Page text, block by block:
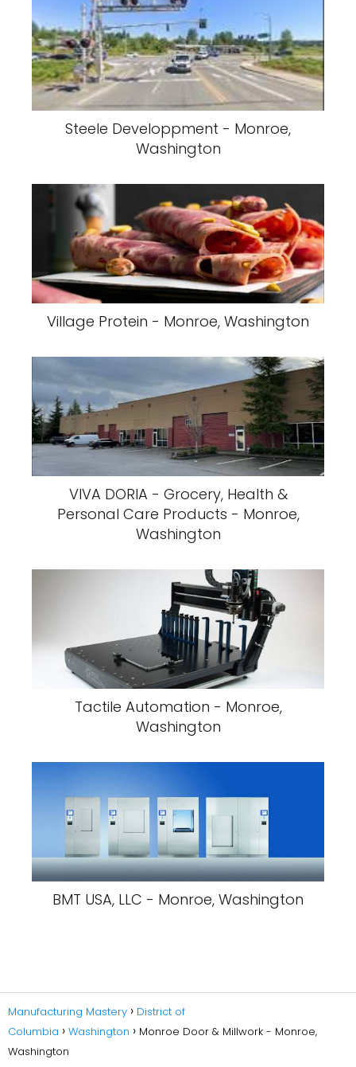
Steele Developpment - Monroe,
Washington
Village Protein - Monroe, Washington
VIVA DORIA - Grocery, Health &
Personal Care Products - Monroe,
Washington
Tactile Automation - Monroe,
Washington
BMT USA, LLC - Monroe, Washington
Manufacturing Mastery
District of
Columbia
Washington
Monroe Door & Millwork - Monroe,
Washington